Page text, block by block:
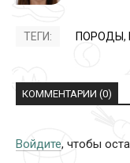
ТЕГИ: ПОРОДЫ,
КОММЕНТАРИИ (0)
Войдите, чтобы